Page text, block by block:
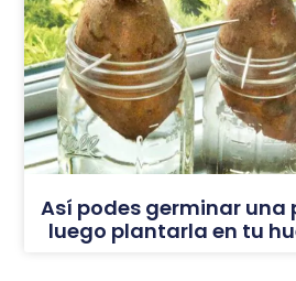
Así podes germinar una
luego plantarla en tu